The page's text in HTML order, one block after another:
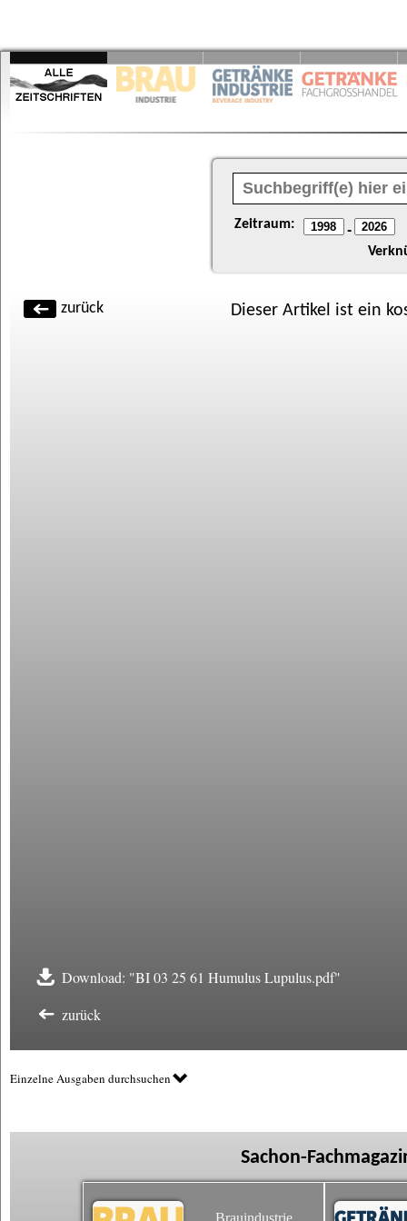
Zeitraum: -
zurück Dieser Artikel ist ein
Download: "BI 03 25 61 Humulus Lupulus.pdf"
zurück
Einzelne Ausgaben durchsuchen
Sachon-
Brauindustrie